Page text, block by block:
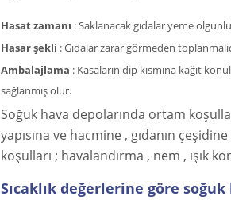
Hasat zamanı : Saklanacak gıdalar yeme
Hasar şekli : Gıdalar zarar görmeden
Ambalajlama : Kasaların dip kısmına kağıt
sağlanmış olur.
Soğuk hava depolarında ortam
yapısına ve hacmine , gıdanın
koşulları ; havalandırma , nem , ışık
Sıcaklık değerlerine göre soğuk